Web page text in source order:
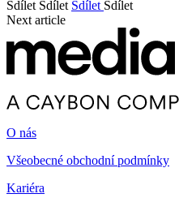
Sdílet Sdílet Sdílet Sdílet
Next article
O nás
Všeobecné obchodní podmínky
Kariéra